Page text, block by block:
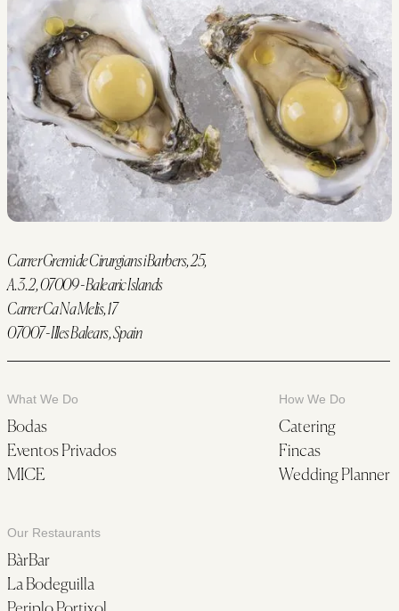
Carrer Gremi de Cirurgians i Barbers, 25,
A.3.2, 07009 - Balearic Islands
Carrer Ca Na Melis, 17
07007 - Illes Balears, Spain
What We Do
Bodas
Eventos Privados
MICE
How We Do
Catering
Fincas
Wedding Planner
Our Restaurants
BàrBar
La Bodeguilla